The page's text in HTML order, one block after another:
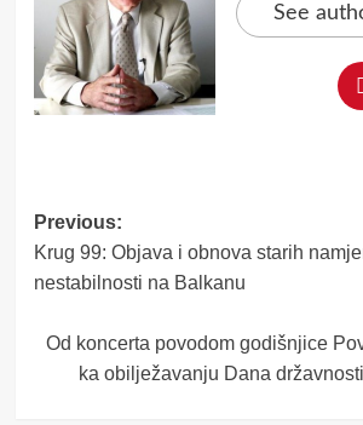
See
Post
navigation
Previous:
Krug 99: Objava i obnova starih
nestabilnosti na Balkanu
Od koncerta povodom godišnjice
ka obilježavanju Dana